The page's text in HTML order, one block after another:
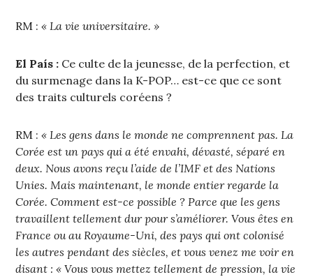
RM :« La vie universitaire. »
El País : Ce culte de la jeunesse, de la perfection, et
du surmenage dans la K-POP… est-ce que ce sont
des traits culturels coréens ?
RM :« Les gens dans le monde ne comprennent pas. La
Corée est un pays qui a été envahi, dévasté, séparé en
deux. Nous avons reçu l’aide de l’IMF et des Nations
Unies. Mais maintenant, le monde entier regarde la
Corée. Comment est-ce possible ? Parce que les gens
travaillent tellement dur pour s’améliorer. Vous êtes en
France ou au Royaume-Uni, des pays qui ont colonisé
les autres pendant des siècles, et vous venez me voir en
disant : « Vous vous mettez tellement de pression, la vie